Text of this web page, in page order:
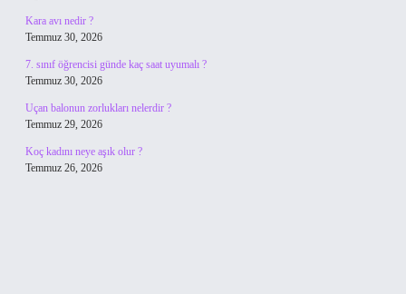
Kara avı nedir ?
Temmuz 30, 2026
7. sınıf öğrencisi günde kaç saat uyumalı ?
Temmuz 30, 2026
Uçan balonun zorlukları nelerdir ?
Temmuz 29, 2026
Koç kadını neye aşık olur ?
Temmuz 26, 2026